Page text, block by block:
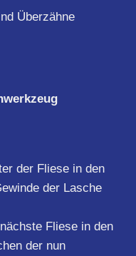
Überzähne
der Fliese in den
der Lasche
Fliese in den
der nun